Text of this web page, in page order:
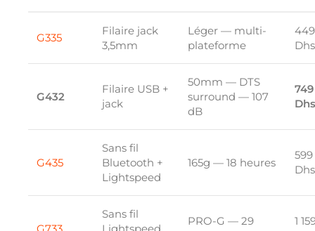
G335
Filaire jack
3,5mm
Léger — multi-
plateforme
449
Dhs
G432
Filaire USB +
jack
50mm — DTS
surround — 107
dB
749
Dhs
G435
Sans fil
Bluetooth +
Lightspeed
165g — 18 heures
599
Dhs
Sans fil
PRO-G — 29
1